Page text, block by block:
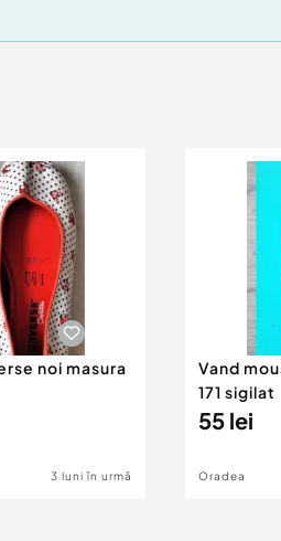
noi masura
3 luni în urmă
Vand
171 sigilat
55 lei
Oradea